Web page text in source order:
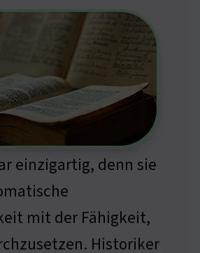
einzigartig, denn sie
mit der Fähigkeit,
Historiker